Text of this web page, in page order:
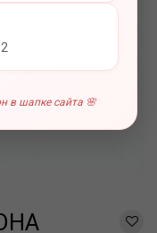
в шапке сайта 🌸